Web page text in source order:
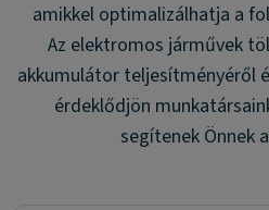
amikkel optimalizálhatja a
Az elektromos járművek
akkumulátor teljesítményéről
érdeklődjön
segítenek Önnek